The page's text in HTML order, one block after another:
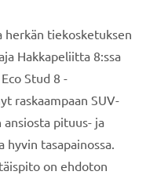
herkän tiekosketuksen
Hakkapeliitta 8:ssa
Stud 8 -
raskaampaan SUV-
pituus- ja
tasapainossa.
on ehdoton